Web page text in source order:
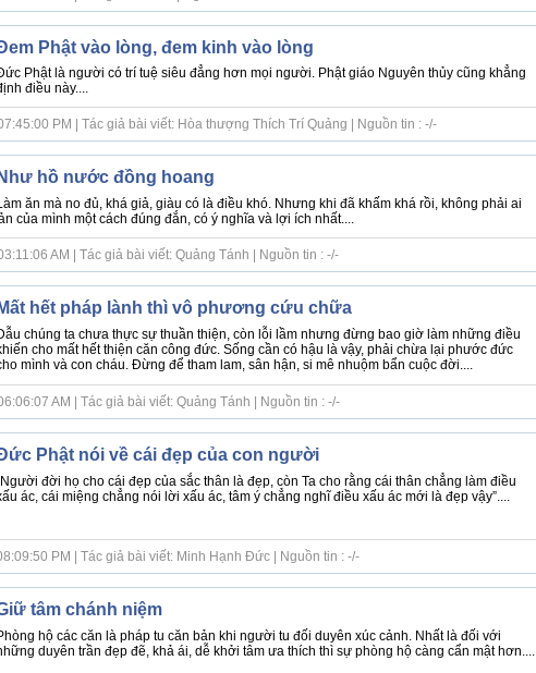
Phật vào lòng, đem kinh vào lòng
Phật là người có trí tuệ siêu đẳng hơn mọi người. Phật giáo Nguyên thủy cũng khẳng
điều này....
PM | Tác giả bài viết: Hòa thượng Thích Trí Quảng | Nguồn tin : -/-
Như hồ nước đồng hoang
ăn mà no đủ, khá giả, giàu có là điều khó. Nhưng khi đã khấm khá rồi, không phải ai
của mình một cách đúng đắn, có ý nghĩa và lợi ích nhất....
AM | Tác giả bài viết: Quảng Tánh | Nguồn tin : -/-
Mất hết pháp lành thì vô phương cứu chữa
chúng ta chưa thực sự thuần thiện, còn lỗi lầm nhưng đừng bao giờ làm những điều
cho mất hết thiện căn công đức. Sống cần có hậu là vậy, phải chừa lại phước đức
mình và con cháu. Đừng để tham lam, sân hận, si mê nhuộm bẩn cuộc đời....
AM | Tác giả bài viết: Quảng Tánh | Nguồn tin : -/-
Phật nói về cái đẹp của con người
đời họ cho cái đẹp của sắc thân là đẹp, còn Ta cho rằng cái thân chẳng làm điều
ác, cái miệng chẳng nói lời xấu ác, tâm ý chẳng nghĩ điều xấu ác mới là đẹp vậy”....
PM | Tác giả bài viết: Minh Hạnh Đức | Nguồn tin : -/-
tâm chánh niệm
hộ các căn là pháp tu căn bản khi người tu đối duyên xúc cảnh. Nhất là đối với
duyên trần đẹp đẽ, khả ái, dễ khởi tâm ưa thích thì sự phòng hộ càng cẩn mật hơn....